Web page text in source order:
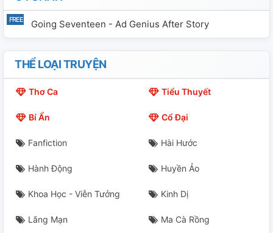
Going Seventeen - Ad Genius After Story
THỂ LOẠI TRUYỆN
Thơ Ca Tiểu Thuyết
Bí Ẩn Cổ Đại
Fanfiction Hài Hước
Hành Động Huyền Ảo
Khoa Học - Viễn Tưởng Kinh Dị
Lãng Mạn Ma Cà Rồng